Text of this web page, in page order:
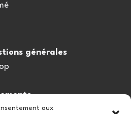
aux
générales